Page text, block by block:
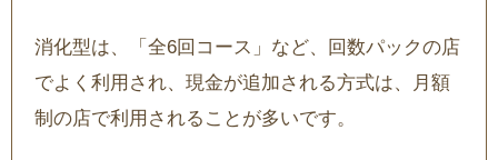
消化型は、「全6回コース」など、回数パックの店
でよく利用され、現金が追加される方式は、月額
制の店で利用されることが多いです。